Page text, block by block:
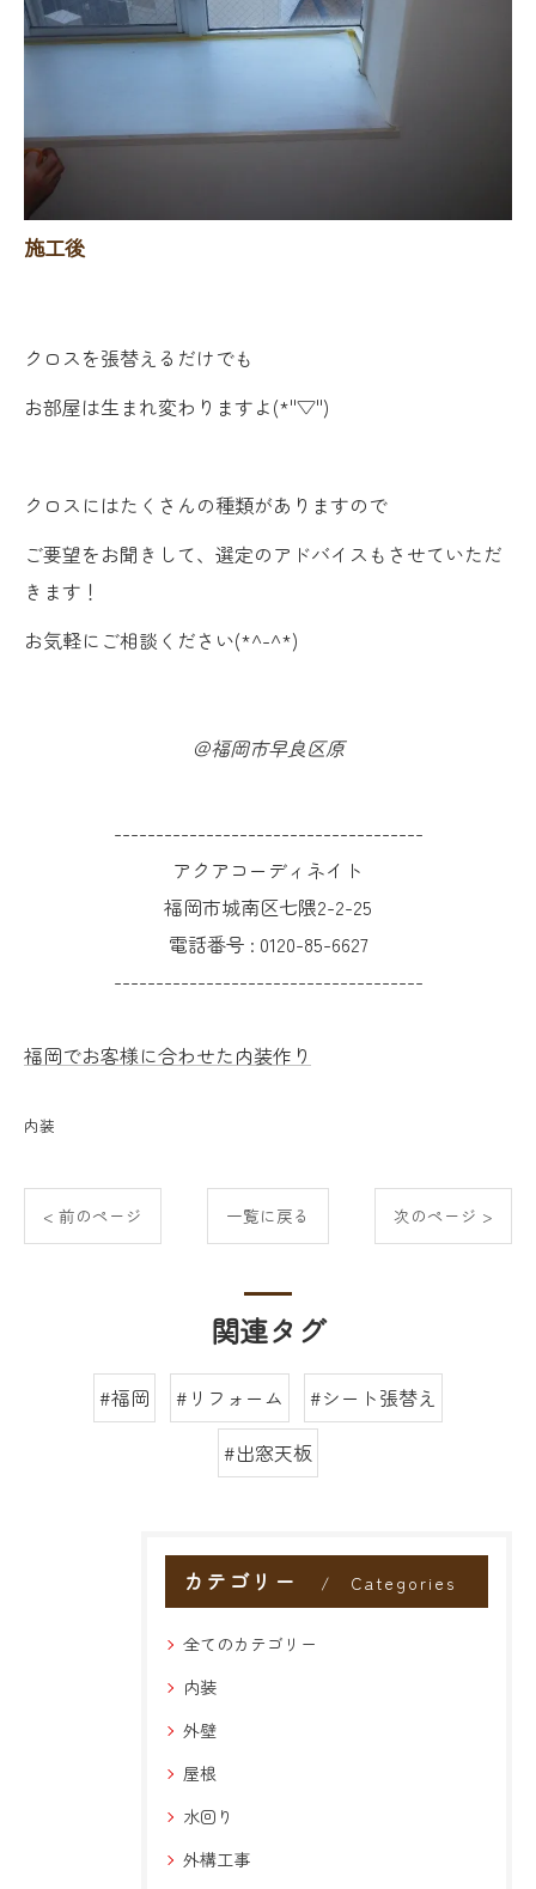
施工後
クロスを張替えるだけでも
お部屋は生まれ変わりますよ(*''▽'')
クロスにはたくさんの種類がありますので
ご要望をお聞きして、選定のアドバイスもさせていただ
きます！
お気軽にご相談ください(*^-^*)
＠福岡市早良区原
-------------------------------------
アクアコーディネイト
福岡市城南区七隈2-2-25
電話番号 : 0120-85-6627
-------------------------------------
福岡でお客様に合わせた内装作り
内装
< 前のページ 一覧に戻る 次のページ >
関連タグ
#福岡 #リフォーム
#シート張替え
#出窓天板
カテゴリー Categories
全てのカテゴリー
内装
外壁
屋根
水回り
外構工事